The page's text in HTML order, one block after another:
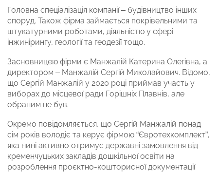
Головна спеціалізація компанії – будівництво інших
споруд. Також фірма займається покрівельними та
штукатурними роботами, діяльністю у сфері
інжинірингу, геології та геодезії тощо.
Засновницею фірми є Манжалій Катерина Олегівна, а
директором – Манжалій Сергій Миколайович. Відомо,
що Сергій Манжалій у 2020 році приймав участь у
виборах до місцевої ради Горішніх Плавнів, але
обраним не був.
Окремо повідомляється, що Сергій Манжалій понад
сім років володіє та керує фірмою “Євротехкомплект”,
яка нині активно отримує державні замовлення від
кременчуцьких закладів дошкільної освіти на
розроблення проєктно-кошторисної документації